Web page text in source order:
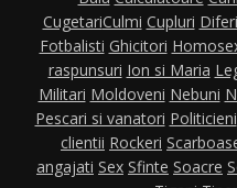
CugetariCulmi Cupluri
Fotbalisti Ghicitori
raspunsuri Ion si Maria
Militari Moldoveni Nebuni
Pescari si vanatori Politicieni
clientii Rockeri
angajati Sex Sfinte Soacre